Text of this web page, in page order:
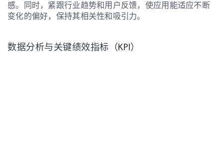
感。同时，紧跟行业趋势和用户反馈，使应用能适应不断
变化的偏好，保持其相关性和吸引力。
数据分析与关键绩效指标（KPI）